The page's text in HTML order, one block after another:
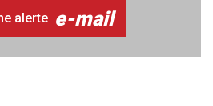
alerte e-mail